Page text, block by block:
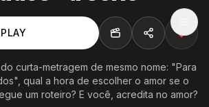
PLAY
curta-metragem de mesmo nome: "Para
qual a hora de escolher o amor se o
um roteiro? E você, acredita no amor?